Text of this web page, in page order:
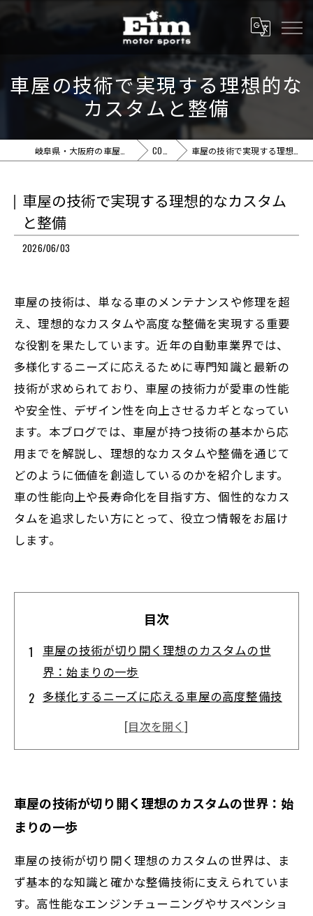
車屋の技術で実現する理想的な
カスタムと整備
COLUMN 車屋の技術で実現する理想的なカスタムと整備
車屋の技術で実現する理想的なカスタム
と整備
2026/06/03
車屋の技術は、単なる車のメンテナンスや修理を超
え、理想的なカスタムや高度な整備を実現する重要
な役割を果たしています。近年の自動車業界では、
多様化するニーズに応えるために専門知識と最新の
技術が求められており、車屋の技術力が愛車の性能
や安全性、デザイン性を向上させるカギとなってい
ます。本ブログでは、車屋が持つ技術の基本から応
用までを解説し、理想的なカスタムや整備を通じて
どのように価値を創造しているのかを紹介します。
車の性能向上や長寿命化を目指す方、個性的なカス
タムを追求したい方にとって、役立つ情報をお届け
します。
目次
車屋の技術が切り開く理想のカスタムの世
界：始まりの一歩
多様化するニーズに応える車屋の高度整備技
スタムの実例紹介
車屋技術が生み出す価値とは？理想的なカス
タムと整備の結末
個性的なカスタムを追求するなら知っておき
たい車屋の技術ポイント
車屋の技術が切り開く理想のカスタムの世界：始
まりの一歩
車屋の技術が切り開く理想のカスタムの世界は、ま
ず基本的な知識と確かな整備技術に支えられていま
す。高性能なエンジンチューニングやサスペンショ